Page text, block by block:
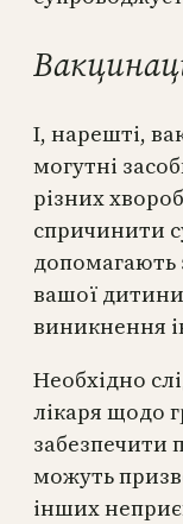
І, нарешті,
могутні
різних
спричинити
допомагають
вашої
виникнення
Необхідно
лікаря щодо
забезпечити
можуть
інших